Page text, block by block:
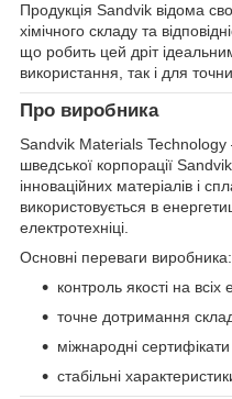
Продукція Sandvik відома
хімічного складу та
що робить цей дріт
використання, так і для
Про виробника
Sandvik Materials Technology
шведської корпорації
інноваційних матеріалів і
використовується в
електротехніці.
Основні переваги виробника:
контроль якості на
точне дотримання
міжнародні сертифікати
стабільні